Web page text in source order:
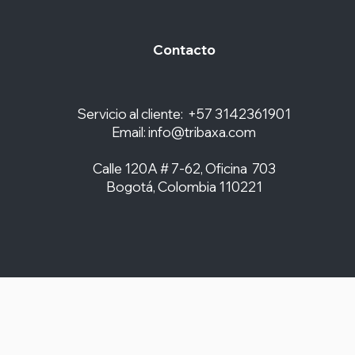
Contacto
Servicio al cliente: +57 3142361901
Email:info@tribaxa.com
Calle 120A # 7-62, Oficina 703
Bogotá, Colombia 110221